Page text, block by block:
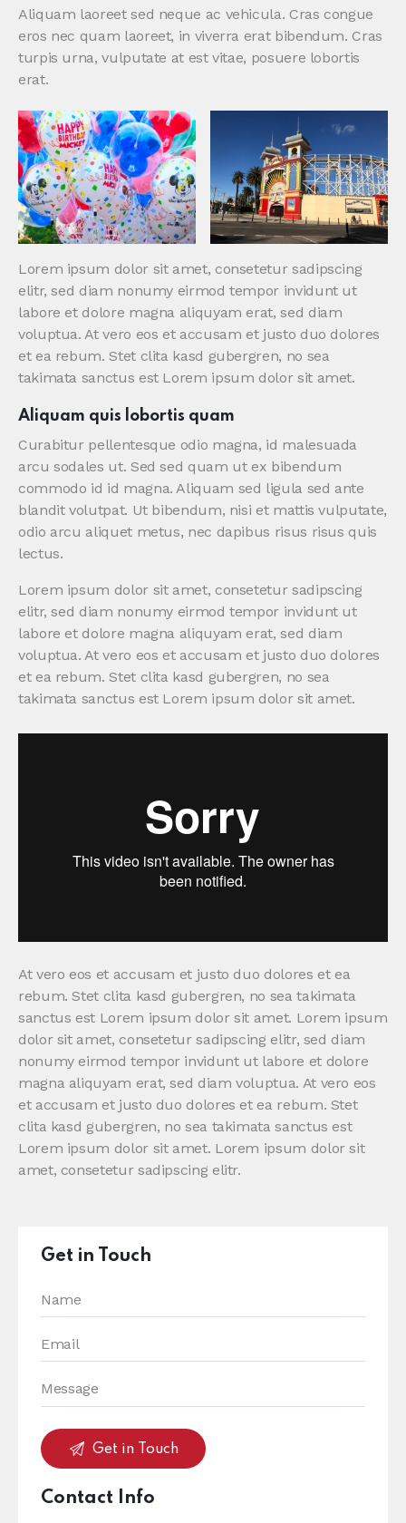
Aliquam laoreet sed neque ac vehicula. Cras congue
eros nec quam laoreet, in viverra erat bibendum. Cras
turpis urna, vulputate at est vitae, posuere lobortis
erat.
Lorem ipsum dolor sit amet, consetetur sadipscing
elitr, sed diam nonumy eirmod tempor invidunt ut
labore et dolore magna aliquyam erat, sed diam
voluptua. At vero eos et accusam et justo duo dolores
et ea rebum. Stet clita kasd gubergren, no sea
takimata sanctus est Lorem ipsum dolor sit amet.
Aliquam quis lobortis quam
Curabitur pellentesque odio magna, id malesuada
arcu sodales ut. Sed sed quam ut ex bibendum
commodo id id magna. Aliquam sed ligula sed ante
blandit volutpat. Ut bibendum, nisi et mattis vulputate,
odio arcu aliquet metus, nec dapibus risus risus quis
lectus.
Lorem ipsum dolor sit amet, consetetur sadipscing
elitr, sed diam nonumy eirmod tempor invidunt ut
labore et dolore magna aliquyam erat, sed diam
voluptua. At vero eos et accusam et justo duo dolores
et ea rebum. Stet clita kasd gubergren, no sea
takimata sanctus est Lorem ipsum dolor sit amet.
At vero eos et accusam et justo duo dolores et ea
rebum. Stet clita kasd gubergren, no sea takimata
sanctus est Lorem ipsum dolor sit amet. Lorem ipsum
dolor sit amet, consetetur sadipscing elitr, sed diam
nonumy eirmod tempor invidunt ut labore et dolore
magna aliquyam erat, sed diam voluptua. At vero eos
et accusam et justo duo dolores et ea rebum. Stet
clita kasd gubergren, no sea takimata sanctus est
Lorem ipsum dolor sit amet. Lorem ipsum dolor sit
amet, consetetur sadipscing elitr.
Get in Touch
Contact Info